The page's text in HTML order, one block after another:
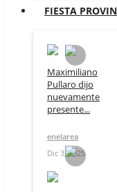
FIESTA
Maximiliano
Pullaro dijo
nuevamente
presente...
enelarea
Dic 3, 2025